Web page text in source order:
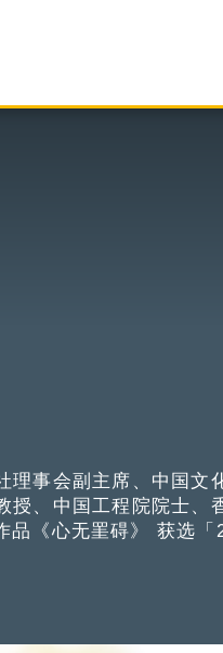
事会副主席、中国
、中国工程院院士
《心无罣碍》 获选